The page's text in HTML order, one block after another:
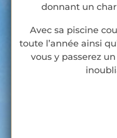
donnant un
Avec sa piscine
toute l’année ainsi
vous y passerez